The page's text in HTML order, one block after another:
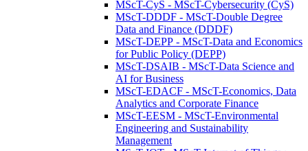
MScT-CyS - MScT-Cybersecurity (CyS)
MScT-DDDF - MScT-Double Degree
Data and Finance (DDDF)
MScT-DEPP - MScT-Data and Economics
for Public Policy (DEPP)
MScT-DSAIB - MScT-Data Science and
AI for Business
MScT-EDACF - MScT-Economics, Data
Analytics and Corporate Finance
MScT-EESM - MScT-Environmental
Engineering and Sustainability
Management